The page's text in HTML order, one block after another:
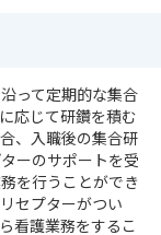
って定期的な集合
応じて研鑽を積む
、入職後の集合研
ーのサポートを受
を行うことができ
セプターがつい
看護業務をするこ